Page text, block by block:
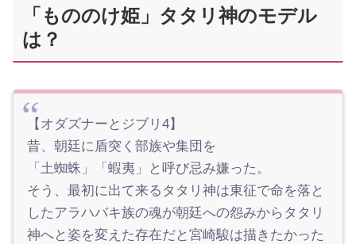
「もののけ姫」タタリ神のモデル
は？
【オダズナーとジブリ4】
昔、朝廷に盾突く部族や集団を
「土蜘蛛」「蝦夷」と呼び忌み嫌った。
そう、最初に出て来るタタリ神は東征で命を落と
したアラハバキ族の魂が朝廷への怨みからタタリ
神へと姿を変えた存在だと宮崎駿は描きたかった